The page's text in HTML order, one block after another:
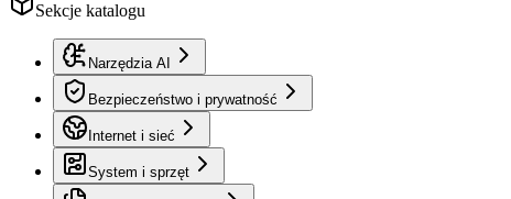
Sekcje katalogu
Narzędzia AI
Bezpieczeństwo i prywatność
Internet i sieć
System i sprzęt